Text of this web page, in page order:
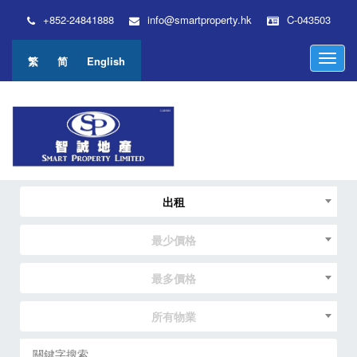
+852-24841888 info@smartproperty.hk C-043503
繁 简 English
M
e
出租
最少價格
最多價格
所有物業